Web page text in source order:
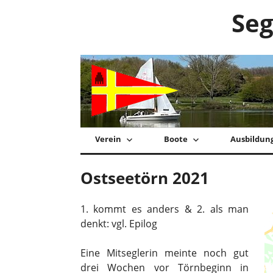
Verein Boote
Ostseetörn 2021
1. kommt es anders & 2. als man
denkt: vgl. Epilog
Eine Mitseglerin meinte noch gut
drei Wochen vor Törnbeginn in